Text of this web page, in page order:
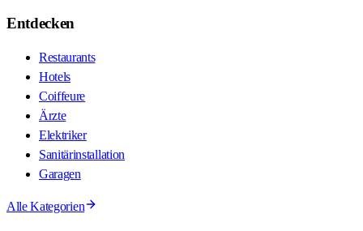
Entdecken
Restaurants
Hotels
Coiffeure
Ärzte
Elektriker
Sanitärinstallation
Garagen
Alle Kategorien